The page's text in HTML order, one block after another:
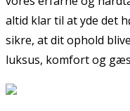
altid klar til at yde det
sikre, at dit ophold
luksus, komfort og